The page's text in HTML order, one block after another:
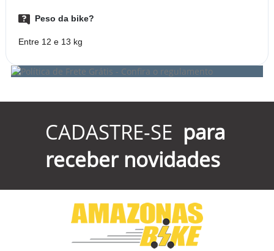
Peso da bike?
Entre 12 e 13 kg
CADASTRE-SE para
receber novidades